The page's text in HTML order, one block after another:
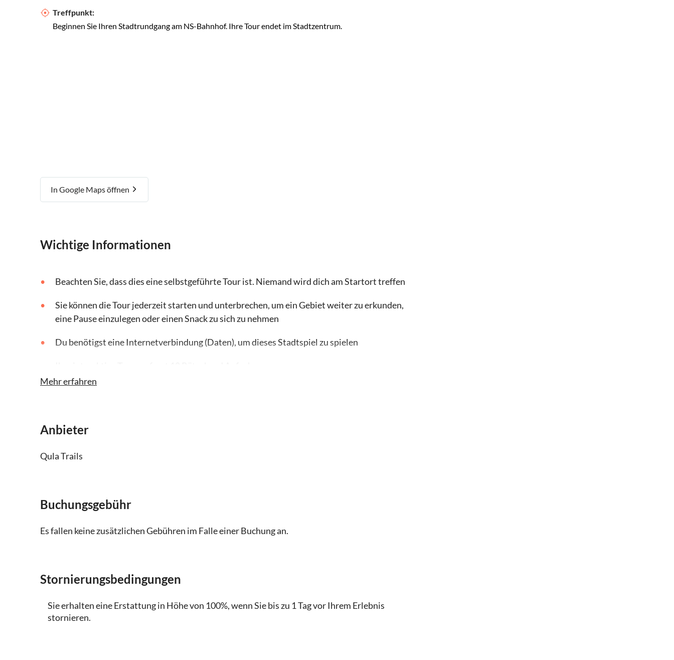
Treffpunkt:
Beginnen Sie Ihren Stadtrundgang am NS-Bahnhof. Ihre Tour endet im Stadtzentrum.
In Google Maps öffnen
Wichtige Informationen
Beachten Sie, dass dies eine selbstgeführte Tour ist. Niemand wird dich am Startort treffen
Sie können die Tour jederzeit starten und unterbrechen, um ein Gebiet weiter zu erkunden,
eine Pause einzulegen oder einen Snack zu sich zu nehmen
Du benötigst eine Internetverbindung (Daten), um dieses Stadtspiel zu spielen
Die Strecke ist ungefähr 4,8 Kilometer lang
Mehr erfahren
Anbieter
Qula Trails
Buchungsgebühr
Es fallen keine zusätzlichen Gebühren im Falle einer Buchung an.
Stornierungsbedingungen
Sie erhalten eine Erstattung in Höhe von 100%, wenn Sie bis zu 1 Tag vor Ihrem Erlebnis
stornieren.